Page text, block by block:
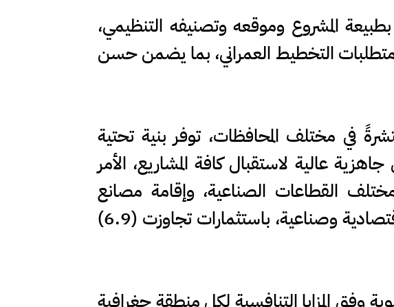
المشروع وموقعه وتصنيفه التنظيمي،
التخطيط العمراني، بما يضمن حسن
وتنمويةً منتشرةً في مختلف المحافظات، توفر بنية تحتية
عالية لاستقبال كافة المشاريع، الأمر
القطاعات الصناعية، وإقامة مصانع
ومنشآت إنتاجية عززت الصادرات الوطنية، وتضم 1676 منشأة اقتصادية وصناعية، باستثمارات تجاوزت (6.9)
وفق المزايا التنافسية لكل منطقة جغرافية